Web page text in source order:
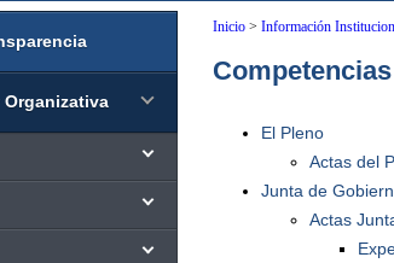
Inicio> Información
El Pleno
Actas del
Junta de
Actas